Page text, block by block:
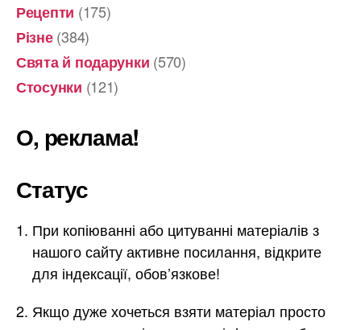
Рецепти (175)
Різне(384)
Свята й подарунки (570)
Стосунки (121)
О, реклама!
Статус
При копіюванні або цитуванні матеріалів з
нашого сайту активне посилання, відкрите
для індексації, обов’язкове!
Якщо дуже хочеться взяти матеріал просто